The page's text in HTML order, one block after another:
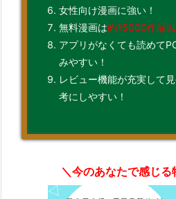
女性向け漫画に強い！
無料漫画は約15000作品以
アプリがなくても読めて
みやすい！
レビュー機能が充実して
考にしやすい！
＼今のあなたで感じ